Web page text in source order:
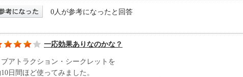
0人が参考になったと回答
一応効果ありなのかな？
アトラクション・シークレットを
日間ほど使ってみました。